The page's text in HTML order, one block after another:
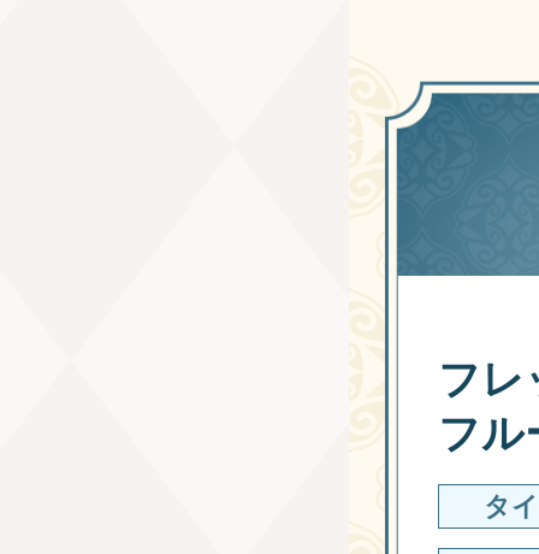
フレ
フル
タ